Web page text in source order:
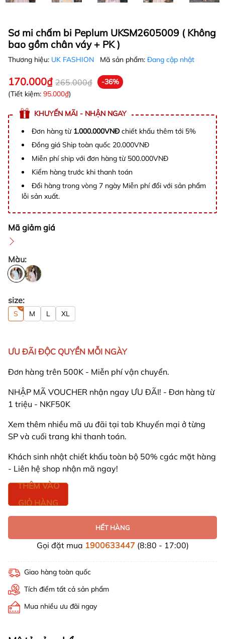
Sơ mi chấm bi Peplum UKSM2605009 ( Không
bao gồm chân váy + PK )
Thương hiệu: UK FASHION Mã sản phẩm: Đang cập nhật
170.000₫ 265.000₫
-36%
(Tiết kiệm: 95.000₫)
KHUYẾN MÃI - NHẬN NGAY
Đơn hàng từ 1.000.000VNĐchiết khấu thêm tới 5%
Đồng giá Ship toàn quốc 20.000VNĐ
Miễn phí ship với đơn hàng từ 500.000VNĐ
Kiểm hàng trước khi thanh toán
Đổi hàng trong vòng 7 ngày Miễn phí đổi với sản phẩm
lỗi sản xuất.
Mã giảm giá
Màu:
size:
S M L XL
ƯU ĐÃI ĐỘC QUYỀN MỖI NGÀY
Đơn hàng trên 500K - Miễn phí vận chuyển.
NHẬP MÃ VOUCHER nhận ngay ƯU ĐÃI! - Đơn hàng từ
1 triệu - NKF50K
Xem thêm nhiều mã ưu đãi tại tab Khuyến mại ở từng
SP và cuối trang khi thanh toán.
Khách sinh nhật chiết khấu toàn bộ 50% cgác mặt hàng
- Liên hệ shop nhận mã ngay!
THÊM VÀO
GIỎ HÀNG
HẾT HÀNG
Gọi đặt mua 1900633447(8:80 - 17:00)
Giao hàng toàn quốc
Tích điểm tất cả sản phẩm
Mua nhiều ưu đãi ngay